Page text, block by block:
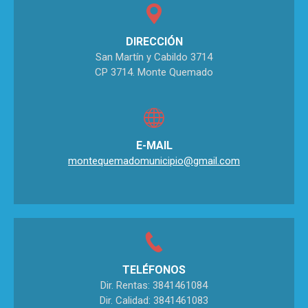
DIRECCIÓN
San Martín y Cabildo 3714
CP 3714. Monte Quemado
E-MAIL
montequemadomunicipio@gmail.com
TELÉFONOS
Dir. Rentas: 3841461084
Dir. Calidad: 3841461083